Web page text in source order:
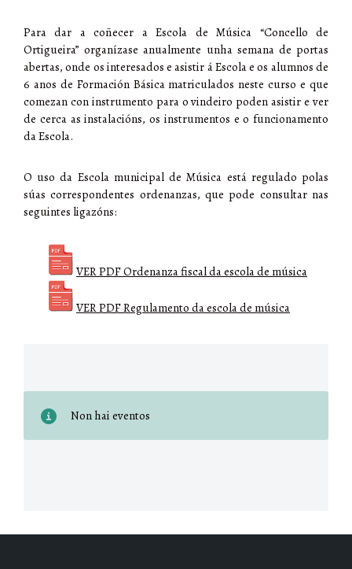
Para dar a coñecer a Escola de Música “Concello de
Ortigueira” organízase anualmente unha semana de portas
abertas, onde os interesados e asistir á Escola e os alumnos de
6 anos de Formación Básica matriculados neste curso e que
comezan con instrumento para o vindeiro poden asistir e ver
de cerca as instalacións, os instrumentos e o funcionamento
da Escola.
O uso da Escola municipal de Música está regulado polas
súas correspondentes ordenanzas, que pode consultar nas
seguintes ligazóns:
VER PDF Ordenanza fiscal da escola de música
VER PDF Regulamento da escola de música
Non hai eventos